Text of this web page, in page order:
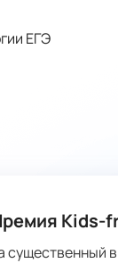
ЕГЭ
Kids-
существенный